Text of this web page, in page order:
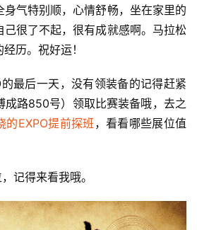
身气特别顺，心情舒畅，坐在家里的
很了不起，很有成就感啊。马拉松
历。祝好运！
最后一天，没有领装备的记得赶紧
成路850号）领取比赛装备哦，去之
的EXPO提前探班 ，看看哪些展位值
记得来看我哦。